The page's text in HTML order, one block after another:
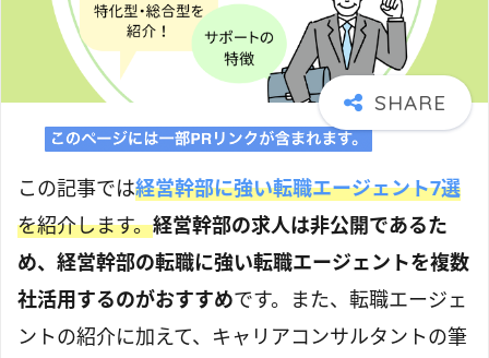
この記事では経営幹部に強い転職エージェント7選
を紹介します。経営幹部の求人は非公開であるた
め、経営幹部の転職に強い転職エージェントを複数
社活用するのがおすすめです。また、転職エージェ
ントの紹介に加えて、キャリアコンサルタントの筆